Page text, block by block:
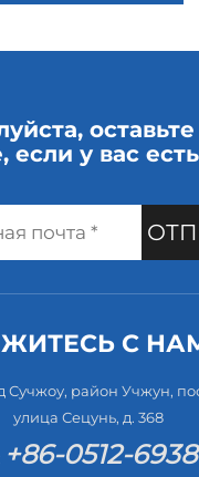
если у вас
С
Сучжоу, район Учжун,
улица Сецунь, д. 368
+86-0512-